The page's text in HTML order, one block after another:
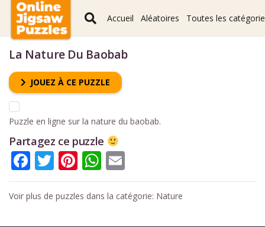
Accueil Aléatoires Toutes les
La Nature Du Baobab
JOUEZ À CE PUZZLE
Puzzle en ligne sur la nature du baobab.
Partagez ce puzzle
Facebook
Twitter
Pinterest
WhatsApp
Voir plus de puzzles dans la catégorie: Nature